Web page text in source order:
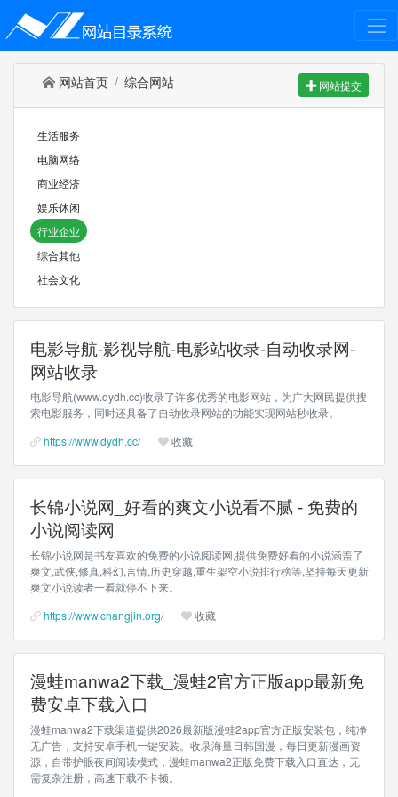
网站首页 综合网站 网站提交
生活服务
电脑网络
商业经济
娱乐休闲
行业企业
综合其他
社会文化
电影导航-影视导航-电影站收录-自动收录网-
网站收录
电影导航(www.dydh.cc)收录了许多优秀的电影网站，为广大网民提供搜
索电影服务，同时还具备了自动收录网站的功能实现网站秒收录。
https://www.dydh.cc/
收藏
长锦小说网_好看的爽文小说看不腻 - 免费的
小说阅读网
长锦小说网是书友喜欢的免费的小说阅读网,提供免费好看的小说涵盖了
爽文,武侠,修真,科幻,言情,历史穿越,重生架空小说排行榜等,坚持每天更新
爽文小说读者一看就停不下来。
https://www.changjin.org/
收藏
漫蛙manwa2下载_漫蛙2官方正版app最新免
费安卓下载入口
漫蛙manwa2下载渠道提供2026最新版漫蛙2app官方正版安装包，纯净
无广告，支持安卓手机一键安装。收录海量日韩国漫，每日更新漫画资
源，自带护眼夜间阅读模式，漫蛙manwa2正版免费下载入口直达，无
需复杂注册，高速下载不卡顿。